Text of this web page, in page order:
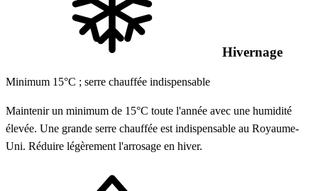
Hivernage
Minimum 15°C ; serre chauffée indispensable
Maintenir un minimum de 15°C toute l'année avec une humidité
élevée. Une grande serre chauffée est indispensable au Royaume-
Uni. Réduire légèrement l'arrosage en hiver.